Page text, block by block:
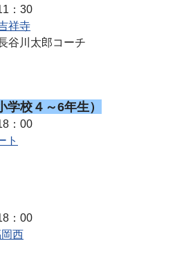
：30
祥寺
谷川太郎コーチ
校４～6年生）
：00
ト
：00
西